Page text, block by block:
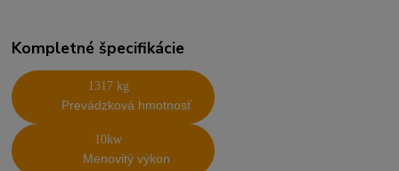
Kompletné špecifikácie
1317 kg
Prevádzková hmotnosť
10kw
Menovitý výkon